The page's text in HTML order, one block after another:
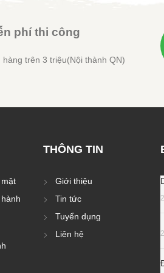
phí thi công
trên 3 triệu(Nội thành QN)
THÔNG TIN
Giới thiệu
Tin tức
Tuyển dụng
Liên hệ